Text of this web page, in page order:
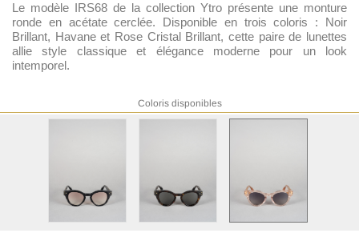
Le modèle IRS68 de la collection Ytro présente une monture
ronde en acétate cerclée. Disponible en trois coloris : Noir
Brillant, Havane et Rose Cristal Brillant, cette paire de lunettes
allie style classique et élégance moderne pour un look
intemporel.
Coloris disponibles